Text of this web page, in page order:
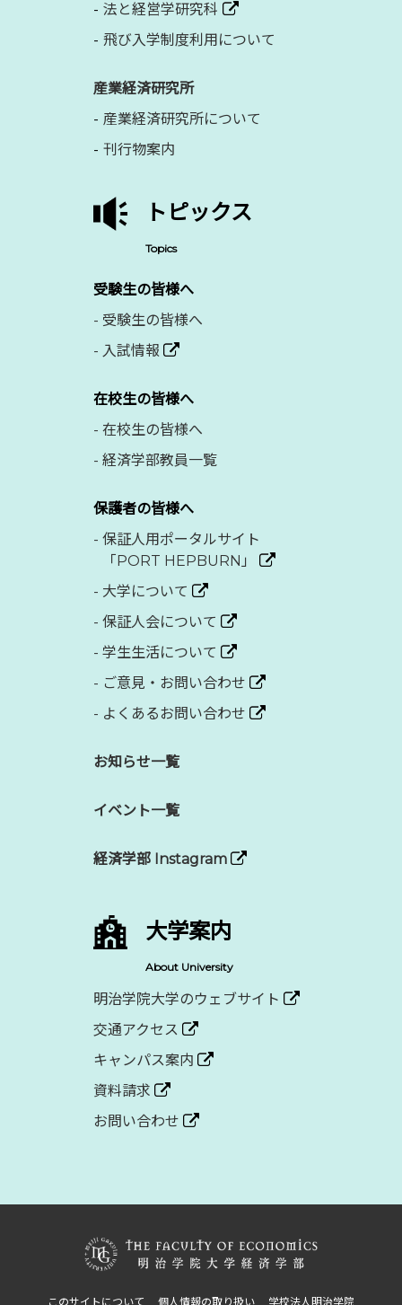
法と経営学研究科
飛び入学制度利用について
産業経済研究所
産業経済研究所について
刊行物案内
トピックス
Topics
受験生の皆様へ
- 受験生の皆様へ
- 入試情報
在校生の皆様へ
- 在校生の皆様へ
- 経済学部教員一覧
保護者の皆様へ
- 保証人用ポータルサイト
「PORT HEPBURN」
- 大学について
- 保証人会について
- 学生生活について
- ご意見・お問い合わせ
- よくあるお問い合わせ
お知らせ一覧
イベント一覧
経済学部 Instagram
大学案内
About University
明治学院大学のウェブサイト
交通アクセス
キャンパス案内
資料請求
お問い合わせ
このサイトについて 個人情報の取り扱い 学校法人明治学院